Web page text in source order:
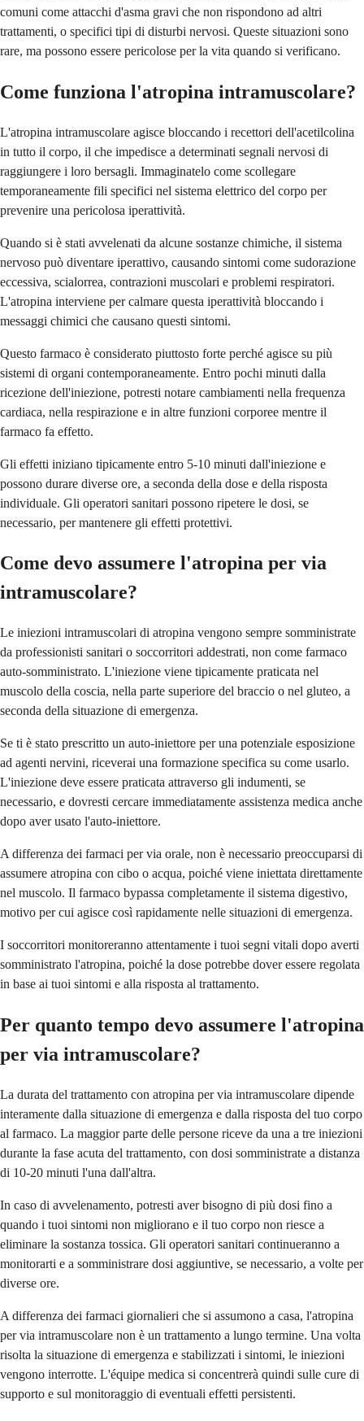
comuni come attacchi d'asma gravi che non rispondono ad altri
trattamenti, o specifici tipi di disturbi nervosi. Queste situazioni sono
rare, ma possono essere pericolose per la vita quando si verificano.
Come funziona l'atropina intramuscolare?
L'atropina intramuscolare agisce bloccando i recettori dell'acetilcolina
in tutto il corpo, il che impedisce a determinati segnali nervosi di
raggiungere i loro bersagli. Immaginatelo come scollegare
temporaneamente fili specifici nel sistema elettrico del corpo per
prevenire una pericolosa iperattività.
Quando si è stati avvelenati da alcune sostanze chimiche, il sistema
nervoso può diventare iperattivo, causando sintomi come sudorazione
eccessiva, scialorrea, contrazioni muscolari e problemi respiratori.
L'atropina interviene per calmare questa iperattività bloccando i
messaggi chimici che causano questi sintomi.
Questo farmaco è considerato piuttosto forte perché agisce su più
sistemi di organi contemporaneamente. Entro pochi minuti dalla
ricezione dell'iniezione, potresti notare cambiamenti nella frequenza
cardiaca, nella respirazione e in altre funzioni corporee mentre il
farmaco fa effetto.
Gli effetti iniziano tipicamente entro 5-10 minuti dall'iniezione e
possono durare diverse ore, a seconda della dose e della risposta
individuale. Gli operatori sanitari possono ripetere le dosi, se
necessario, per mantenere gli effetti protettivi.
Come devo assumere l'atropina per via
intramuscolare?
Le iniezioni intramuscolari di atropina vengono sempre somministrate
da professionisti sanitari o soccorritori addestrati, non come farmaco
auto-somministrato. L'iniezione viene tipicamente praticata nel
muscolo della coscia, nella parte superiore del braccio o nel gluteo, a
seconda della situazione di emergenza.
Se ti è stato prescritto un auto-iniettore per una potenziale esposizione
ad agenti nervini, riceverai una formazione specifica su come usarlo.
L'iniezione deve essere praticata attraverso gli indumenti, se
necessario, e dovresti cercare immediatamente assistenza medica anche
dopo aver usato l'auto-iniettore.
A differenza dei farmaci per via orale, non è necessario preoccuparsi di
assumere atropina con cibo o acqua, poiché viene iniettata direttamente
nel muscolo. Il farmaco bypassa completamente il sistema digestivo,
motivo per cui agisce così rapidamente nelle situazioni di emergenza.
I soccorritori monitoreranno attentamente i tuoi segni vitali dopo averti
somministrato l'atropina, poiché la dose potrebbe dover essere regolata
in base ai tuoi sintomi e alla risposta al trattamento.
Per quanto tempo devo assumere l'atropina
per via intramuscolare?
La durata del trattamento con atropina per via intramuscolare dipende
interamente dalla situazione di emergenza e dalla risposta del tuo corpo
al farmaco. La maggior parte delle persone riceve da una a tre iniezioni
durante la fase acuta del trattamento, con dosi somministrate a distanza
di 10-20 minuti l'una dall'altra.
In caso di avvelenamento, potresti aver bisogno di più dosi fino a
quando i tuoi sintomi non migliorano e il tuo corpo non riesce a
eliminare la sostanza tossica. Gli operatori sanitari continueranno a
monitorarti e a somministrare dosi aggiuntive, se necessario, a volte per
diverse ore.
A differenza dei farmaci giornalieri che si assumono a casa, l'atropina
per via intramuscolare non è un trattamento a lungo termine. Una volta
risolta la situazione di emergenza e stabilizzati i sintomi, le iniezioni
vengono interrotte. L'équipe medica si concentrerà quindi sulle cure di
supporto e sul monitoraggio di eventuali effetti persistenti.